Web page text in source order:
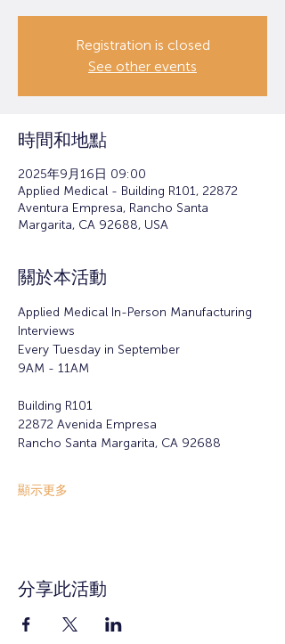
Registration is closed
See other events
時間和地點
2025年9月16日 09:00
Applied Medical - Building R101, 22872
Aventura Empresa, Rancho Santa
Margarita, CA 92688, USA
關於本活動
Applied Medical In-Person Manufacturing
Interviews
Every Tuesday in September
9AM - 11AM
Building R101
22872 Avenida Empresa
Rancho Santa Margarita, CA 92688
顯示更多
分享此活動